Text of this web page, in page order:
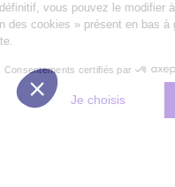
choix n’est pas définitif, vous
bouton « Gestion des cookies
Non merci